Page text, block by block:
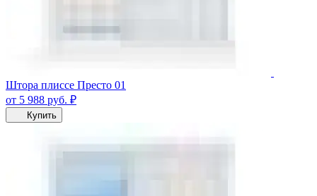
Штора плиссе Престо 01
от 5 988 руб. ₽
Купить